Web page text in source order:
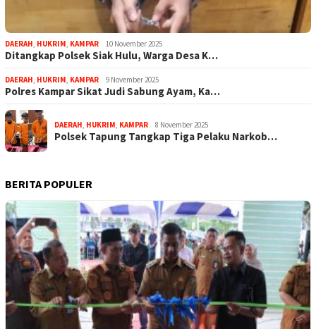
DAERAH, HUKRIM, KAMPAR 10 November 2025
Ditangkap Polsek Siak Hulu, Warga Desa K…
DAERAH, HUKRIM, KAMPAR 9 November 2025
Polres Kampar Sikat Judi Sabung Ayam, Ka…
DAERAH, HUKRIM, KAMPAR 8 November 2025
Polsek Tapung Tangkap Tiga Pelaku Narkob…
BERITA POPULER